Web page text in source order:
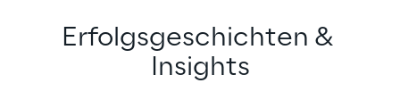
Erfolgsgeschichten &
Insights